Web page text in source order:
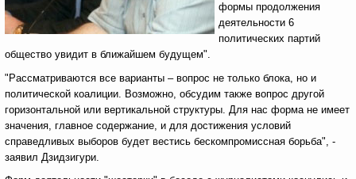
формы продолжения
деятельности 6
политических партий
общество увидит в ближайшем будущем".
"Рассматриваются все варианты – вопрос не только блока, но и
политической коалиции. Возможно, обсудим также вопрос другой
горизонтальной или вертикальной структуры. Для нас форма не имеет
значения, главное содержание, и для достижения условий
справедливых выборов будет вестись бескомпромиссная борьба", -
заявил Дзидзигури.